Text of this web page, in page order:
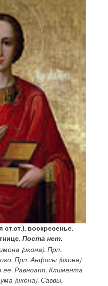
ст.ст.), воскресенье.
Поста нет.
(икона). Прп.
Прп.Анфисы(икона)
ее. Равноапп. Климента
(икона), Саввы,